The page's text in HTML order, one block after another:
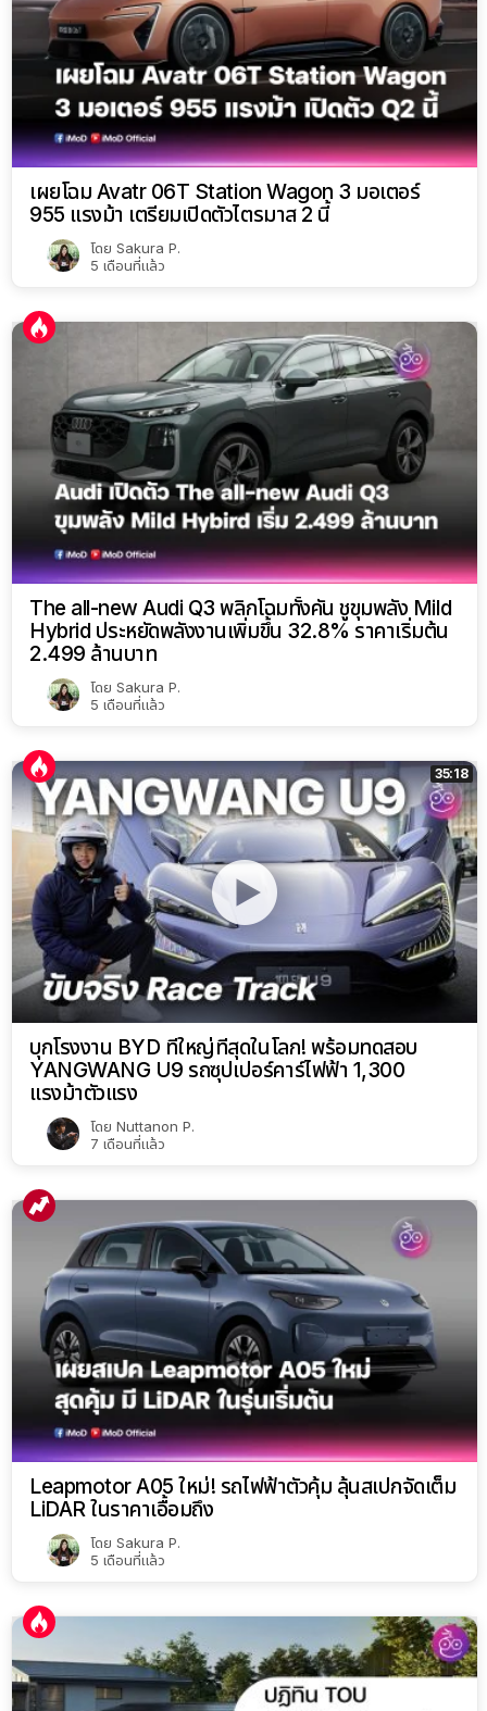
เผยโฉม Avatr 06T Station Wagon 3 มอเตอร์
955 แรงม้า เตรียมเปิดตัวไตรมาส 2 นี้
โดย Sakura P.
5 เดือนที่แล้ว
The all-new Audi Q3 พลิกโฉมทั้งคัน ชูขุมพลัง Mild
Hybrid ประหยัดพลังงานเพิ่มขึ้น 32.8% ราคาเริ่มต้น
2.499 ล้านบาท
โดย Sakura P.
5 เดือนที่แล้ว
35:18
บุกโรงงาน BYD ที่ใหญ่ที่สุดในโลก! พร้อมทดสอบ
YANGWANG U9 รถซุปเปอร์คาร์ไฟฟ้า 1,300
แรงม้าตัวแรง
โดย Nuttanon P.
7 เดือนที่แล้ว
Leapmotor A05 ใหม่! รถไฟฟ้าตัวคุ้ม ลุ้นสเปกจัดเต็ม
LiDAR ในราคาเอื้อมถึง
โดย Sakura P.
5 เดือนที่แล้ว